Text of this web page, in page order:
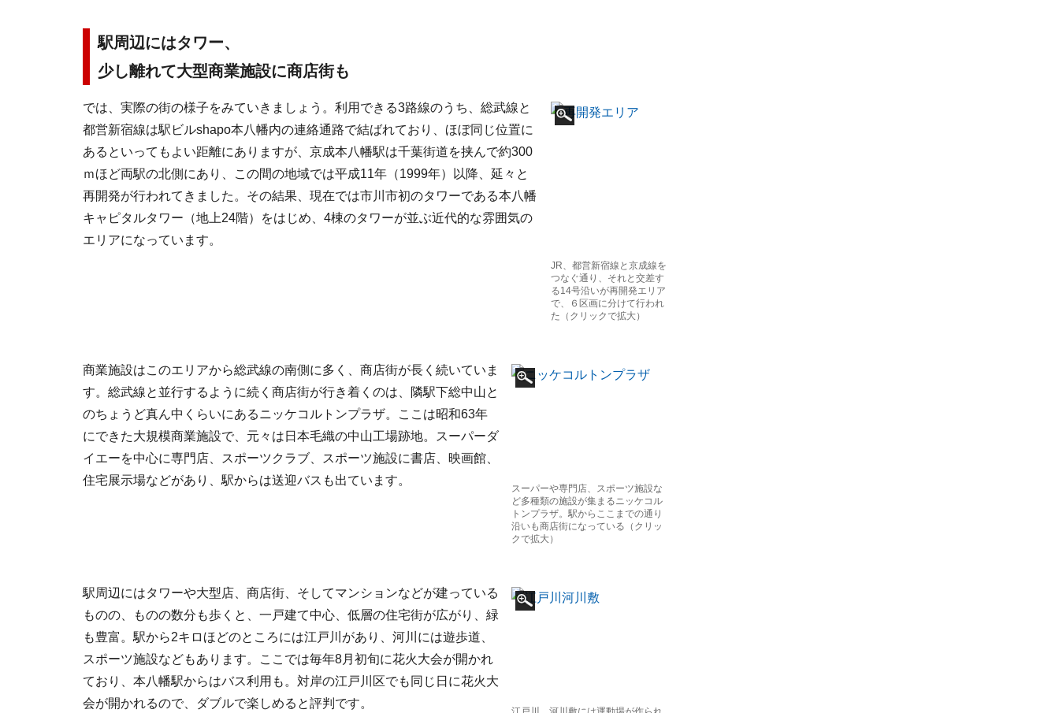
駅周辺にはタワー、
少し離れて大型商業施設に商店街も
JR、都営新宿線と京成線を
つなぐ通り、それと交差す
る14号沿いが再開発エリア
で、６区画に分けて行われ
た（クリックで拡大）
では、実際の街の様子をみていきましょう。利用できる3路線のうち、総武線と
都営新宿線は駅ビルshapo本八幡内の連絡通路で結ばれており、ほぼ同じ位置に
あるといってもよい距離にありますが、京成本八幡駅は千葉街道を挟んで約300
ｍほど両駅の北側にあり、この間の地域では平成11年（1999年）以降、延々と
再開発が行われてきました。その結果、現在では市川市初のタワーである本八幡
キャピタルタワー（地上24階）をはじめ、4棟のタワーが並ぶ近代的な雰囲気の
エリアになっています。
スーパーや専門店、スポーツ施設な
ど多種類の施設が集まるニッケコル
トンプラザ。駅からここまでの通り
沿いも商店街になっている（クリッ
クで拡大）
商業施設はこのエリアから総武線の南側に多く、商店街が長く続いていま
す。総武線と並行するように続く商店街が行き着くのは、隣駅下総中山と
のちょうど真ん中くらいにあるニッケコルトンプラザ。ここは昭和63年
にできた大規模商業施設で、元々は日本毛織の中山工場跡地。スーパーダ
イエーを中心に専門店、スポーツクラブ、スポーツ施設に書店、映画館、
住宅展示場などがあり、駅からは送迎バスも出ています。
駅周辺にはタワーや大型店、商店街、そしてマンションなどが建っている
ものの、ものの数分も歩くと、一戸建て中心、低層の住宅街が広がり、緑
も豊富。駅から2キロほどのところには江戸川があり、河川には遊歩道、
スポーツ施設などもあります。ここでは毎年8月初旬に花火大会が開かれ
ており、本八幡駅からはバス利用も。対岸の江戸川区でも同じ日に花火大
会が開かれるので、ダブルで楽しめると評判です。